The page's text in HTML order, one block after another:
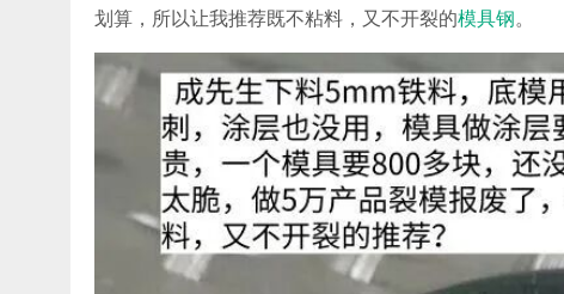
划算，所以让我推荐既不粘料，又不开裂的模具钢。